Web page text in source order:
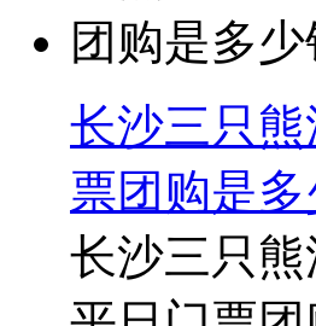
长沙三只
票团购是
长沙三只